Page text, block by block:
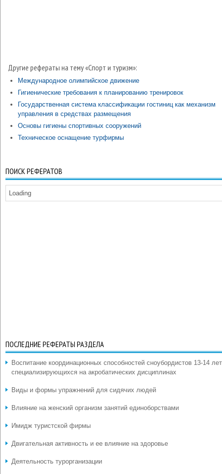
Другие рефераты на тему «Спорт и туризм»:
Международное олимпийское движение
Гигиенические требования к планированию тренировок
Государственная система классификации гостиниц как механизм
управления в средствах размещения
Основы гигиены спортивных сооружений
Техническое оснащение турфирмы
ПОИСК РЕФЕРАТОВ
Loading
ПОСЛЕДНИЕ РЕФЕРАТЫ РАЗДЕЛА
Воспитание координационных способностей сноубордистов 13-14
специализирующихся на акробатических дисциплинах
Виды и формы упражнений для сидячих людей
Влияние на женский организм занятий единоборствами
Имидж туристской фирмы
Двигательная активность и ее влияние на здоровье
Деятельность турорганизации